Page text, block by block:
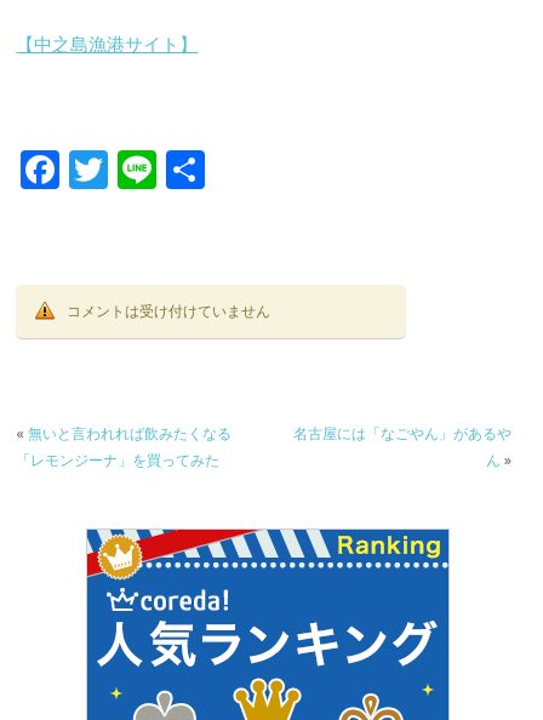
【中之島漁港サイト】
F
b
o
T
er
Li
コメントは受け付けていません
«無いと言われれば飲みたくなる
「レモンジーナ」を買ってみた
名古屋には「なごやん」があるや
ん »